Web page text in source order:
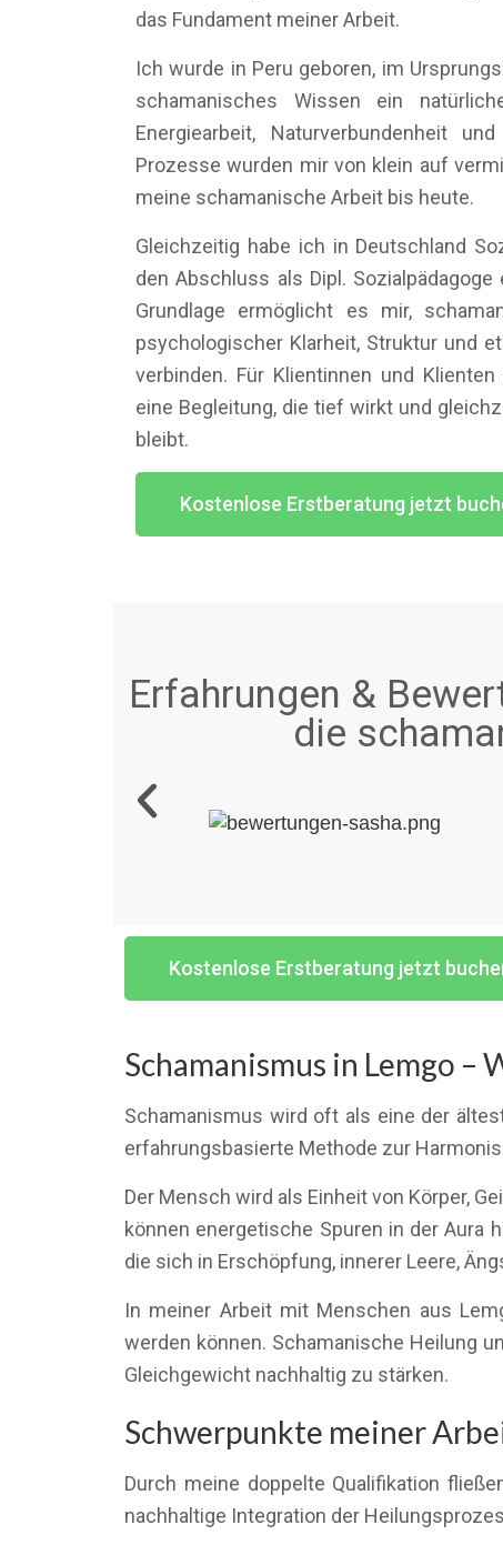
das Fundament meiner Arbeit.
Ich wurde in Peru geboren, im
schamanisches Wissen ein
Energiearbeit, Naturverbundenheit
Prozesse wurden mir von klein auf
meine schamanische Arbeit bis heute.
Gleichzeitig habe ich in Deutschland
den Abschluss als Dipl.
Grundlage ermöglicht es mir,
psychologischer Klarheit, Struktur und
verbinden. Für Klientinnen und
eine Begleitung, die tief wirkt und
bleibt.
Kostenlose Erstberatung jetzt
Erfahrungen &
die
Kostenlose Erstberatung jetzt
Schamanismus in Lemgo –
Schamanismus wird oft als eine der
erfahrungsbasierte Methode zur
Der Mensch wird als Einheit von Körper,
können energetische Spuren in der Aura
die sich in Erschöpfung, innerer Leere,
In meiner Arbeit mit Menschen aus
werden können. Schamanische Heilung
Gleichgewicht nachhaltig zu stärken.
Schwerpunkte meiner
Durch meine doppelte Qualifikation
nachhaltige Integration der